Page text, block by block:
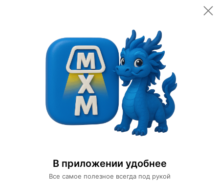
В приложении удобнее
Все самое полезное всегда под рукой
Открыть
Категории 家具和办公家具
居家家具
с пуфиком и зеркалом, 120х40х75 см,
итальянский стиль.